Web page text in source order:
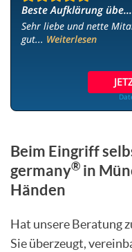
Beste Aufklärung übe...
Sehr liebe und nette
gut... Weiterlesen
Beim Eingriff
germany® in
Händen
Hat unsere Beratung
Sie überzeugt,